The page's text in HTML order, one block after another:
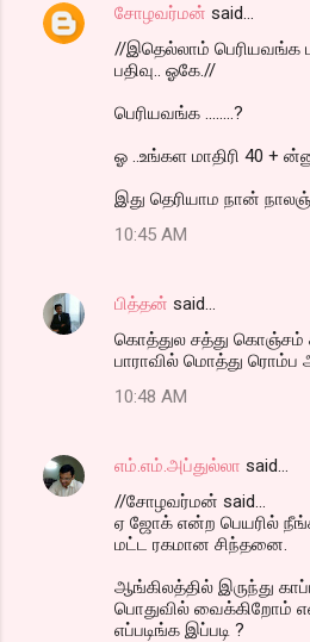
சோழவர்மன் said…
//இதெல்லாம் பெரியவங்க
பதிவு.. ஓகே.//
பெரியவங்க ........?
ஓ ..உங்கள மாதிரி 40 +
இது தெரியாம நான்
10:45 AM
பித்தன் said…
கொத்துல சத்து கொஞ்சம்
பாராவில் மொத்து ரொம்ப
10:48 AM
எம்.எம்.அப்துல்லா said…
//சோழவர்மன் said...
ஏ ஜோக் என்ற பெயரில்
மட்ட ரகமான சிந்தனை.
ஆங்கிலத்தில் இருந்து
பொதுவில் வைக்கிறோம்
எப்படிங்க இப்படி ?